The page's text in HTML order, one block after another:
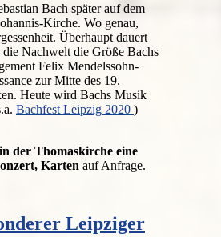
Bach später auf dem
Kirche. Wo genau,
Überhaupt dauert
die Nachwelt die Größe Bachs
Felix Mendelssohn-
zur Mitte des 19.
Heute wird Bachs Musik
Bachfest Leipzig 2020 )
der Thomaskirche eine
Karten auf Anfrage.
Leipziger